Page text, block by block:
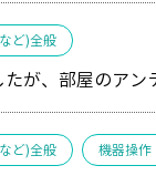
ど)全般
が、部屋のアン
ど)全般 機器操作